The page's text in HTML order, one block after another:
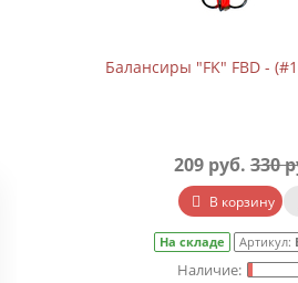
Балансиры "FK" FBD -
209 руб. 330
В корзину
На складе Артикул: